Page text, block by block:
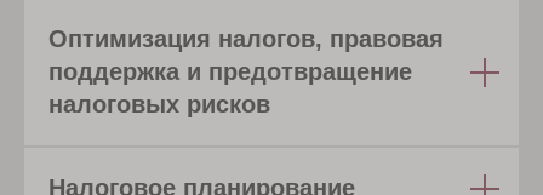
Оптимизация налогов, правовая
поддержка и предотвращение
налоговых рисков
Налоговое планирование